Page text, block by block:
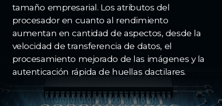
tamaño empresarial. Los atributos del
procesador en cuanto al rendimiento
aumentan en cantidad de aspectos, desde la
velocidad de transferencia de datos, el
procesamiento mejorado de las imágenes y la
autenticación rápida de huellas dactilares.